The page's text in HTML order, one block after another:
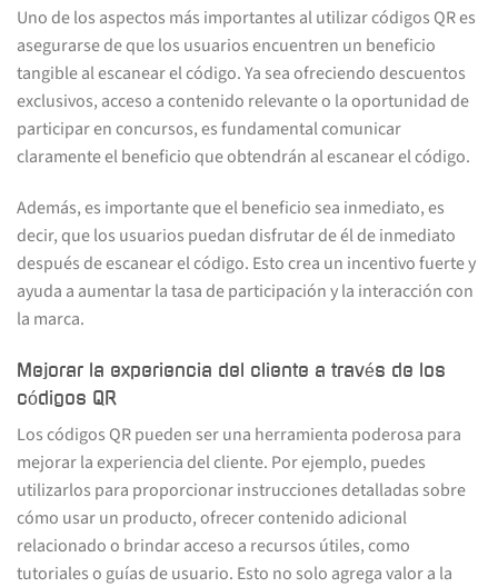
Uno de los aspectos más importantes al utilizar códigos QR es
asegurarse de que los usuarios encuentren un beneficio
tangible al escanear el código. Ya sea ofreciendo descuentos
exclusivos, acceso a contenido relevante o la oportunidad de
participar en concursos, es fundamental comunicar
claramente el beneficio que obtendrán al escanear el código.
Además, es importante que el beneficio sea inmediato, es
decir, que los usuarios puedan disfrutar de él de inmediato
después de escanear el código. Esto crea un incentivo fuerte y
ayuda a aumentar la tasa de participación y la interacción con
la marca.
Mejorar la experiencia del cliente a través de los
códigos QR
Los códigos QR pueden ser una herramienta poderosa para
mejorar la experiencia del cliente. Por ejemplo, puedes
utilizarlos para proporcionar instrucciones detalladas sobre
cómo usar un producto, ofrecer contenido adicional
relacionado o brindar acceso a recursos útiles, como
tutoriales o guías de usuario. Esto no solo agrega valor a la